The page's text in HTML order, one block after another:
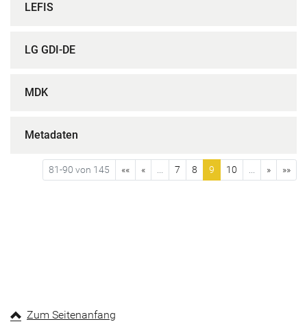
LEFIS
LG GDI-DE
MDK
Metadaten
81-90 von 145 «« « 7 8 9 10 » »»
Zum Seitenanfang